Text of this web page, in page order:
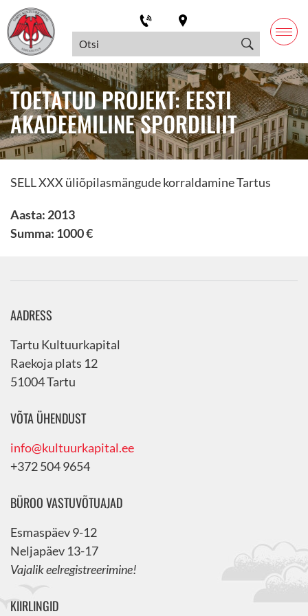
TOETATUD PROJEKT: EESTI
AKADEEMILINE SPORDILIIT
SELL XXX üliõpilasmängude korraldamine Tartus
Aasta: 2013
Summa: 1000 €
AADRESS
Tartu Kultuurkapital
Raekoja plats 12
51004 Tartu
VÕTA ÜHENDUST
info@kultuurkapital.ee
+372 504 9654
BÜROO VASTUVÕTUAJAD
Esmaspäev 9-12
Neljapäev 13-17
Vajalik eelregistreerimine!
KIIRLINGID